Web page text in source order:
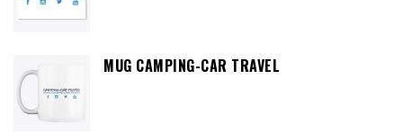
MUG CAMPING-CAR TRAVEL